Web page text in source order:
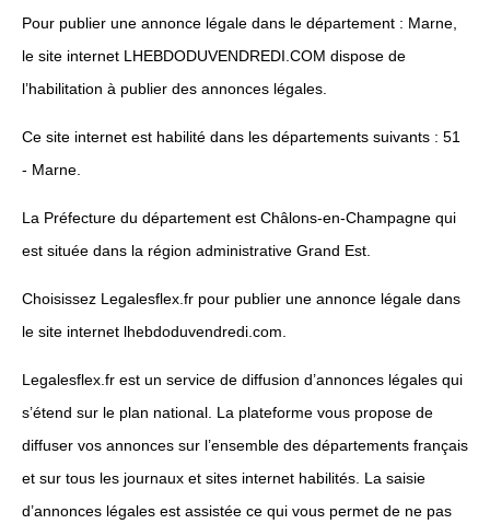
Pour publier une annonce légale dans le département : Marne,
le site internet LHEBDODUVENDREDI.COM dispose de
l’habilitation à publier des annonces légales.
Ce site internet est habilité dans les départements suivants : 51
- Marne.
La Préfecture du département est Châlons-en-Champagne qui
est située dans la région administrative Grand Est.
Choisissez Legalesflex.fr pour publier une annonce légale dans
le site internet lhebdoduvendredi.com.
Legalesflex.fr est un service de diffusion d’annonces légales qui
s’étend sur le plan national. La plateforme vous propose de
diffuser vos annonces sur l’ensemble des départements français
et sur tous les journaux et sites internet habilités. La saisie
d’annonces légales est assistée ce qui vous permet de ne pas